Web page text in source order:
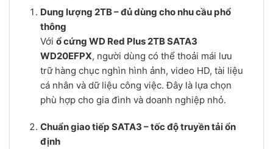
Dung lượng 2TB – đủ dùng cho nhu cầu phổ
thông
Với ổ cứng WD Red Plus 2TB SATA3
WD20EFPX, người dùng có thể thoải mái lưu
trữ hàng chục nghìn hình ảnh, video HD, tài liệu
cá nhân và dữ liệu công việc. Đây là lựa chọn
phù hợp cho gia đình và doanh nghiệp nhỏ.
Chuẩn giao tiếp SATA3 – tốc độ truyền tải ổn
định